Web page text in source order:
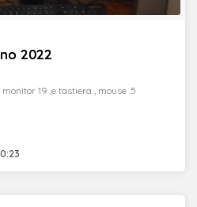
2022
19 ,e tastiera , mouse .5